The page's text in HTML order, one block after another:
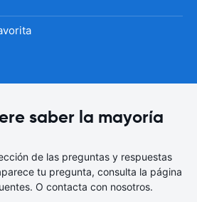
saber la mayoría
de las preguntas y respuestas
tu pregunta, consulta la página
O contacta con nosotros.